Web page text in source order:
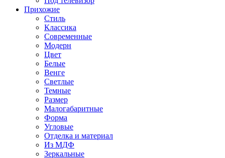
Прихожие
Стиль
Классика
Современные
Модерн
Цвет
Белые
Венге
Светлые
Темные
Размер
Малогабаритные
Форма
Угловые
Отделка и материал
Из МДФ
Зеркальные